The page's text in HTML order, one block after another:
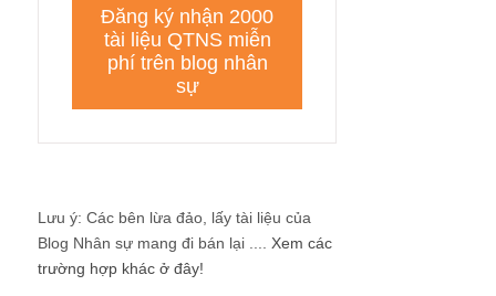
Lưu ý: Các bên lừa đảo, lấy tài liệu của
Blog Nhân sự mang đi bán lại .... Xem các
trường hợp khác ở đây!